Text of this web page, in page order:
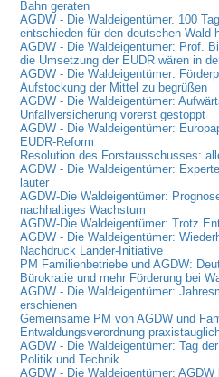
Bahn geraten
AGDW - Die Waldeigentümer. 100
entschieden für den deutschen Wald
AGDW - Die Waldeigentümer: Prof.
die Umsetzung der EUDR wären in
AGDW - Die Waldeigentümer:
Aufstockung der Mittel zu begrüßen
AGDW - Die Waldeigentümer:
Unfallversicherung vorerst gestoppt
AGDW - Die Waldeigentümer:
EUDR-Reform
Resolution des Forstausschusses:
AGDW - Die Waldeigentümer:
lauter
AGDW-Die Waldeigentümer:
nachhaltiges Wachstum
AGDW-Die Waldeigentümer: Trotz
AGDW - Die Waldeigentümer:
Nachdruck Länder-Initiative
PM Familienbetriebe und AGDW:
Bürokratie und mehr Förderung bei
AGDW - Die Waldeigentümer:
erschienen
Gemeinsame PM von AGDW und
Entwaldungsverordnung
AGDW - Die Waldeigentümer: Tag
Politik und Technik
AGDW - Die Waldeigentümer: